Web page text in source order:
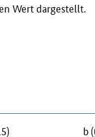
Wert dargestellt.
b